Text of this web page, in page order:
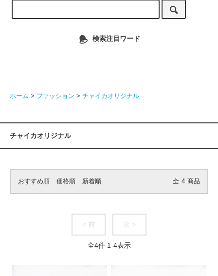
検索注目ワード
ホーム > ファッション > チャイカオリジナル
チャイカオリジナル
おすすめ順 価格順 新着順 全 4 商品
< 前 次 >
全4件 1-4表示